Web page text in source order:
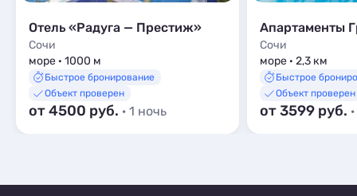
Отель «Радуга — Престиж»
Сочи
море · 1000 м
Быстрое бронирование
Объект проверен
от 4500 руб. · 1 ночь
Апартаменты
Сочи
море · 2,3 км
Быстрое
Объект проверен
от 3599 руб.